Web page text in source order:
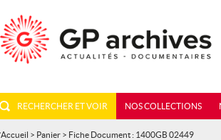
RECHERCHER ET VOIR NOS COLLECTIONS
Accueil > Panier > Fiche Document : 1400GB 02449